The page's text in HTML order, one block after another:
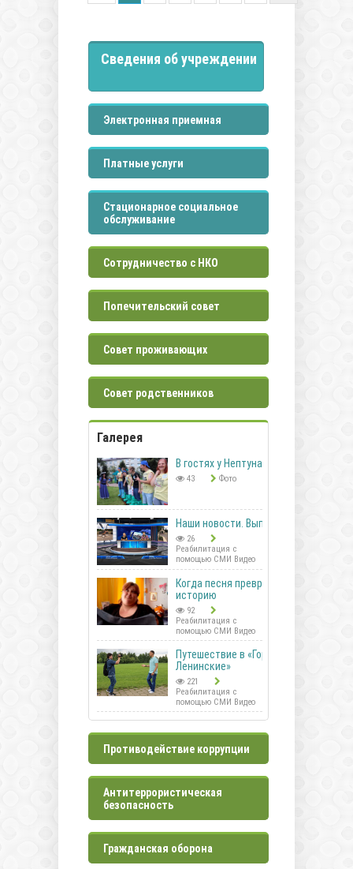
Сведения об учреждении
Электронная приемная
Платные услуги
Стационарное социальное
обслуживание
Сотрудничество с НКО
Попечительский совет
Совет проживающих
Совет родственников
Галерея
В гостях у Нептуна
43 Фото
Наши новости. Выпуск 41
26
Реабилитация с
помощью СМИ Видео
Когда песня превращается в
историю
92
Реабилитация с
помощью СМИ Видео
Путешествие в «Горки
Ленинские»
221
Реабилитация с
помощью СМИ Видео
Противодействие коррупции
Антитеррористическая
безопасность
Гражданская оборона